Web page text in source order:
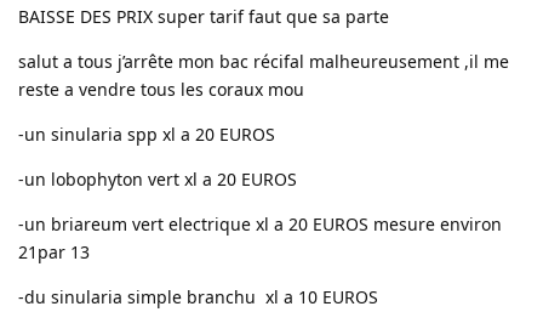
BAISSE DES PRIX super tarif faut que sa parte
salut a tous j’arrête mon bac récifal malheureusement ,il me
reste a vendre tous les coraux mou
-un sinularia spp xl a 20 EUROS
-un lobophyton vert xl a 20 EUROS
-un briareum vert electrique xl a 20 EUROS mesure environ
21par 13
-du sinularia simple branchu xl a 10 EUROS